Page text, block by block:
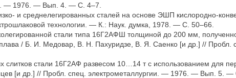
— 1976. — Вып. 4. — С. 4–7.
и среднелегированных сталей на основе ЭШП кислородно-
технологии. — К.: Наук. думка, 1978. — С. 50–66.
стали типа 16Г2АФШ толщиной до 200 мм,
/ Б. И. Медовар, В. Н. Пахуридзе, В. Я. Саенко [и др.] //
стали 16Г2АФ развесом 10…14 т с использованием для
[и др.] // Пробл. спец. электрометаллургии. — 1976. — Вып. 5. —